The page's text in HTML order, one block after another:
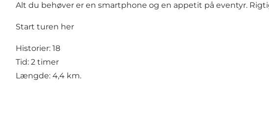
Alt du behøver er en smartphone og en appetit på eventyr.
Start turen her
Historier: 18
Tid: 2 timer
Længde: 4,4 km.